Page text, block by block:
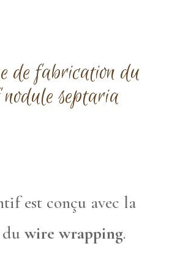
de fabrication du
septaria
est conçu avec la
wire wrapping.